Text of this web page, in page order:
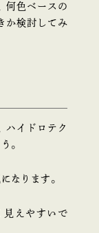
何色ベースの
か検討してみ
ハイドロテク
。
なります。
見えやすいで